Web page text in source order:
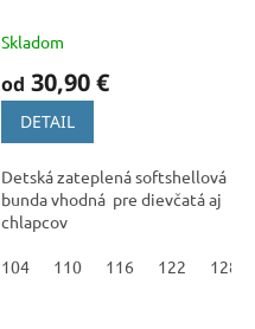
Skladom
od 30,90 €
DETAIL
Detská zateplená softshellová
bunda vhodná pre dievčatá aj
chlapcov
104 110 116 122 128